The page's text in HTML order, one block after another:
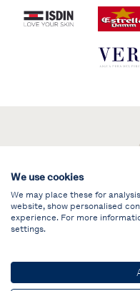
We use cookies
We may place these for
website, show personalised
experience. For more
settings.